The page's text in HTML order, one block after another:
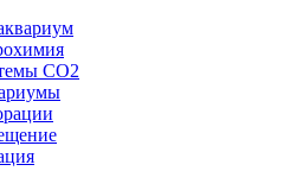
СО2